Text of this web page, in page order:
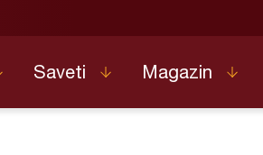
Saveti Magazin